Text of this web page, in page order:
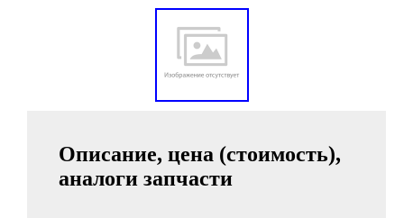
Описание, цена (стоимость),
аналоги запчасти